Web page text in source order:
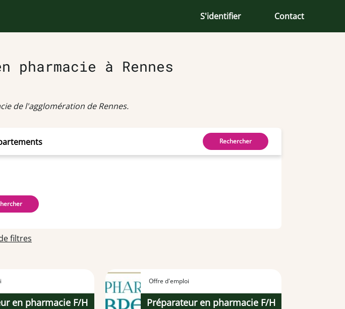
S'identifier Contact
à Rennes
de l'agglomération de Rennes.
Rechercher
filtres
en pharmacie F/H
Offre d'emploi
Préparateur en pharmacie F/H